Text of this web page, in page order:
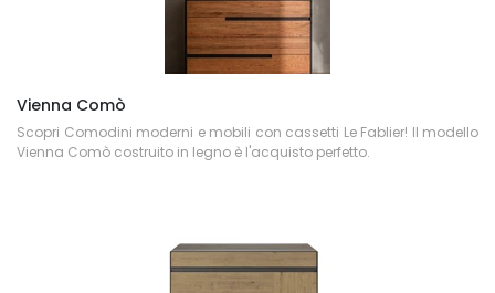
Vienna Comò
Scopri Comodini moderni e mobili con cassetti Le Fablier! Il modello
Vienna Comò costruito in legno è l'acquisto perfetto.